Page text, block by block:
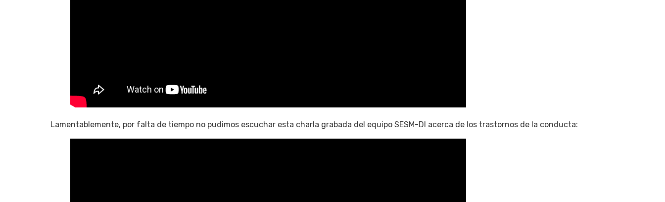
Lamentablemente, por falta de tiempo no pudimos escuchar esta charla grabada del equipo SESM-DI acerca de los trastornos de la conducta: